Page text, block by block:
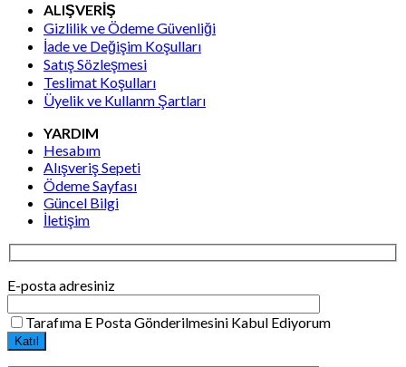
ALIŞVERİŞ
Gizlilik ve Ödeme Güvenliği
İade ve Değişim Koşulları
Satış Sözleşmesi
Teslimat Koşulları
Üyelik ve Kullanm Şartları
YARDIM
Hesabım
Alışveriş Sepeti
Ödeme Sayfası
Güncel Bilgi
İletişim
E-posta adresiniz
Tarafıma E Posta Gönderilmesini Kabul Ediyorum